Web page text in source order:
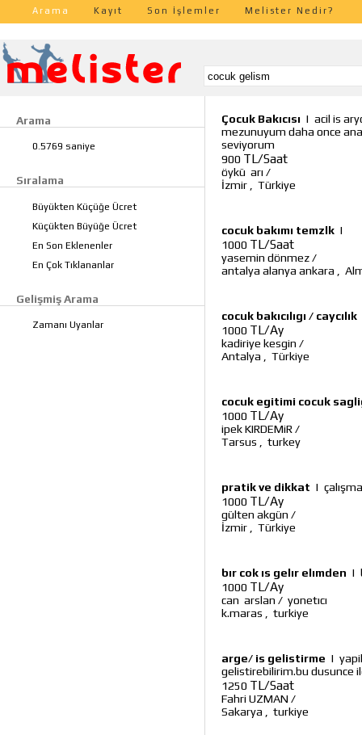
Arama Kayıt Son İşlemler Melister Nedir?
Arama
0.5769 saniye
Sıralama
Büyükten Küçüğe Ücret
Küçükten Büyüğe Ücret
En Son Eklenenler
En Çok Tıklananlar
Gelişmiş Arama
Zamanı Uyanlar
Çocuk Bakıcısı | acil is
mezunuyum daha once
seviyorum
900 TL/Saat
öykü arı /
İzmir
Türkiye
cocuk bakımı temzlk |
1000 TL/Saat
yasemin dönmez/
antalya alanya ankara
cocuk bakıcılıgı / caycılık
1000 TL/Ay
kadiriye kesgin /
Antalya
Türkiye
cocuk egitimi cocuk
1000 TL/Ay
ipek KIRDEMiR /
Tarsus
turkey
pratik ve dikkat |
1000 TL/Ay
gülten akgün /
İzmir
Türkiye
bır cok ıs gelır elımden |
1000 TL/Ay
can arslan / yonetıcı
k.maras
turkiye
arge/ is gelistirme |
gelistirebilirim.bu dusunce
1250 TL/Saat
Fahri UZMAN /
Sakarya
turkiye